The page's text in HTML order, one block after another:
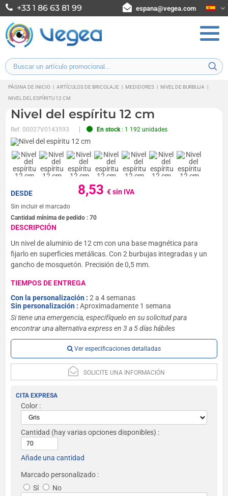
+33 1 86 63 81 99 espana@vegea.com
PÁGINA DE INICIO | ARTÍCULOS DE BRICOLAJE | MEDIDORES | NIVEL DE BURBUJA
|
NIVEL DEL ESPÍRITU 12 CM
Nivel del espíritu 12 cm
Ref.00027V0143593 En stock: 1 192 unidades
8,53€ sin IVA
DESDE
Sin incluir el marcado
Cantidad mínima de pedido :70
DESCRIPCIÓN
Un nivel de aluminio de 12 cm con una base magnética para
fijarlo en superficies metálicas. Con 2 burbujas integradas y un
gancho de mosquetón. Precisión de 0,5 mm.
TIEMPOS DE ENTREGA
Con la personalización :2 a 4 semanas
Sin personalización :Aproximadamente 1 semana
Si tiene una emergencia, especifíquelo en su solicitud para
encontrar una alternativa express en 3 a 5 días hábiles
Ver especificaciones detalladas
SOLICITE UNA INFORMACIÓN
CITA EXPRESA
Color :
Cantidad (hay varias opciones disponibles) :
Añade una cantidad
Marcado personalizado :
Sí
No